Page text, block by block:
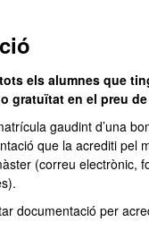
els alumnes que
gratuïtat en el preu
gaudint d’una
que la acrediti pel
(correu electrònic,
documentació per